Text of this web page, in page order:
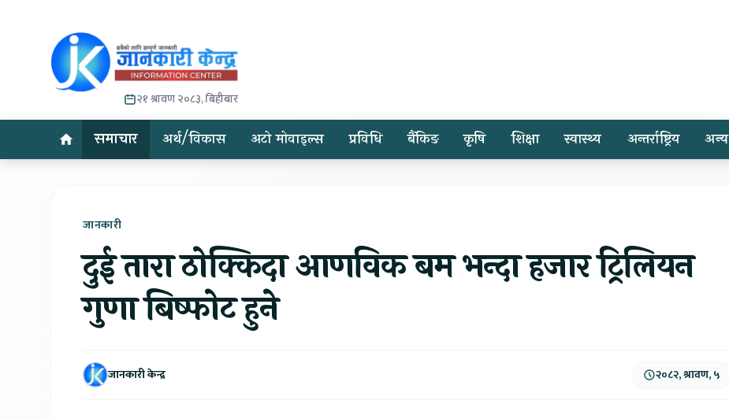
२१ श्रावण २०८३, बिहीबार
समाचार अर्थ/विकास अटो मोवाइल्स प्रविधि बैंकिङ कृषि शिक्षा स्वास्थ्य अन्तर्राष्ट्रिय अन्य
जानकारी
दुई तारा ठोक्किदा आणविक बम भन्दा हजार ट्रिलियन
गुणा बिष्फोट हुने
जानकारी केन्द्र २०८२, श्रावण, ५